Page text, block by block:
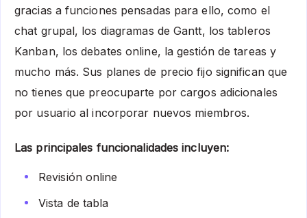
gracias a funciones pensadas para ello, como el
chat grupal, los diagramas de Gantt, los tableros
Kanban, los debates online, la gestión de tareas y
mucho más. Sus planes de precio fijo significan que
no tienes que preocuparte por cargos adicionales
por usuario al incorporar nuevos miembros.
Las principales funcionalidades incluyen:
Revisión online
Vista de tabla